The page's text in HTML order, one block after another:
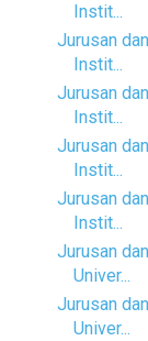
Instit...
Jurusan
Instit...
Jurusan
Instit...
Jurusan
Instit...
Jurusan
Instit...
Jurusan
Univer...
Jurusan
Univer...